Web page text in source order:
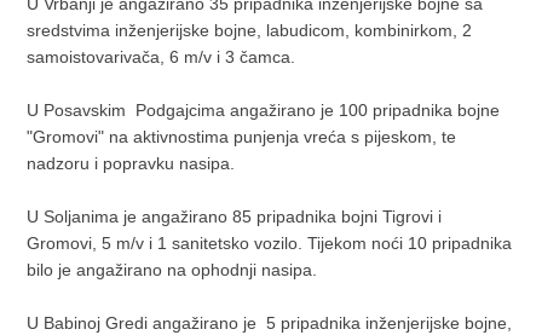
sredstvima inženjerijske bojne, labudicom, kombinirkom, 2
samoistovarivača, 6 m/v i 3 čamca.
U Posavskim Podgajcima angažirano je 100 pripadnika bojne
"Gromovi" na aktivnostima punjenja vreća s pijeskom, te
nadzoru i popravku nasipa.
U Soljanima je angažirano 85 pripadnika bojni Tigrovi i
Gromovi, 5 m/v i 1 sanitetsko vozilo. Tijekom noći 10 pripadnika
bilo je angažirano na ophodnji nasipa.
U Babinoj Gredi angažirano je 5 pripadnika inženjerijske bojne,